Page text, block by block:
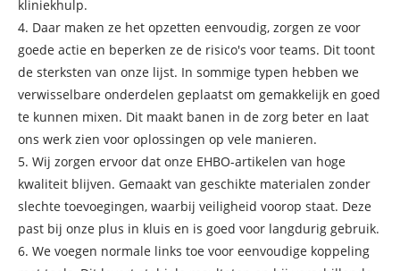
kliniekhulp.
4. Daar maken ze het opzetten eenvoudig, zorgen ze voor
goede actie en beperken ze de risico's voor teams. Dit toont
de sterksten van onze lijst. In sommige typen hebben we
verwisselbare onderdelen geplaatst om gemakkelijk en goed
te kunnen mixen. Dit maakt banen in de zorg beter en laat
ons werk zien voor oplossingen op vele manieren.
5. Wij zorgen ervoor dat onze EHBO-artikelen van hoge
kwaliteit blijven. Gemaakt van geschikte materialen zonder
slechte toevoegingen, waarbij veiligheid voorop staat. Deze
past bij onze plus in kluis en is goed voor langdurig gebruik.
6. We voegen normale links toe voor eenvoudige koppeling